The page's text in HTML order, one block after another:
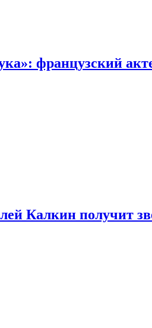
французский
Калкин получит